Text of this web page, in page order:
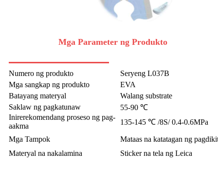
Mga Parameter ng Produkto
Numero ng produkto
Seryeng L037B
Mga sangkap ng produkto
EVA
Batayang materyal
Walang substrate
Saklaw ng pagkatunaw
55-90 ℃
Inirerekomendang proseso ng pag-
aakma
135-145 ℃ /8S/ 0.4-0.6MPa
Mga Tampok
Mataas na katatagan ng
Materyal na nakalamina
Sticker na tela ng Leica